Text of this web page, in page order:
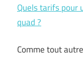
Quels tarifs pour
quad ?
Comme tout